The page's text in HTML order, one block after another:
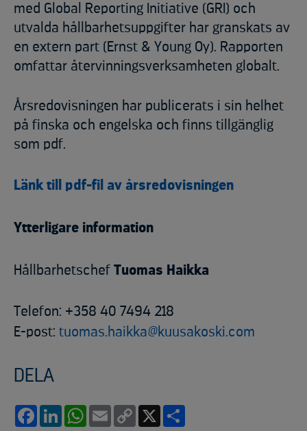
med Global Reporting Initiative (GRI) och
utvalda hållbarhetsuppgifter har granskats av
en extern part (Ernst & Young Oy). Rapporten
omfattar återvinningsverksamheten globalt.
Årsredovisningen har publicerats i sin helhet
på finska och engelska och finns tillgänglig
som pdf.
Länk till pdf-fil av årsredovisningen
Ytterligare information
Hållbarhetschef Tuomas Haikka
Telefon: +358 40 7494 218
E-post: tuomas.haikka@kuusakoski.com
DELA
FacebookLinkedInWhatsApp
Email
Copy